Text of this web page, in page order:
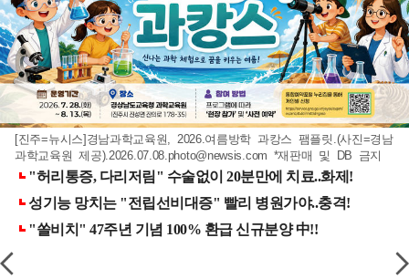
[진주=뉴시스]경남과학교육원, 2026.여름방학 과캉스 팸플릿.(사진=경남
과학교육원 제공).2026.07.08.photo@newsis.com *재판매 및 DB 금지